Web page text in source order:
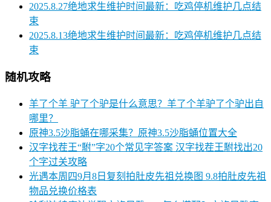
2025.8.27绝地求生维护时间最新：吃鸡停机维护几点结
束
2025.8.13绝地求生维护时间最新：吃鸡停机维护几点结
束
随机攻略
羊了个羊 驴了个驴是什么意思？羊了个羊驴了个驴出自
哪里？
原神3.5沙脂蛹在哪采集？原神3.5沙脂蛹位置大全
汉字找茬王“駙”字20个常见字答案 汉字找茬王駙找出20
个字过关攻略
光遇本周四9月8日复刻拍肚皮先祖兑换图 9.8拍肚皮先祖
物品兑换价格表